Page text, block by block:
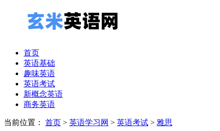
首页
英语基础
趣味英语
英语考试
新概念英语
商务英语
当前位置： 首页 > 英语学习网 > 英语考试 > 雅思